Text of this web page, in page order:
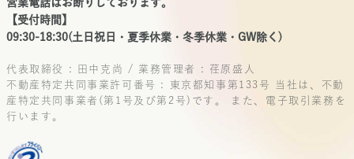
営業電話はお断りしております。
【受付時間】
09:30-18:30(土日祝日・夏季休業・冬季休業・GW除く)
代表取締役 : 田中克尚 / 業務管理者 : 荏原盛人
不動産特定共同事業許可番号 : 東京都知事第133号
当社は、不動
産特定共同事業者(第1号及び第2号)です。
また、電子取引業務を
行います。